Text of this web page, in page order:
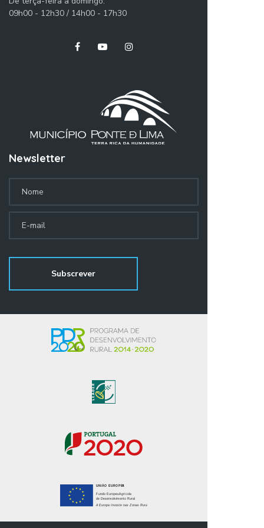
da Câmara Municipal de Ponte de
tem que ser distribuído
investimento privado (..) Esperamos
que esta obra e outras que façamos
aqui possam obter o retorno e a
dinâmica essencial para o
Edil agradeceu ainda à junta de
freguesia que "desde a primeira hora
mostrou-se disponível para receber
o projeto", cedendo terreno para um
edifício de construção tradicional,
administrativos.Por sua vez, o
Presidente da junta de freguesia de
Bárrio e Cepões, Pedro Lima disse
território e ao BTT".In: www.cm-
pontedelima.pt/pages/mountainbiketrails
09h00 - 12h30 / 14h00 - 17h30
Newsletter